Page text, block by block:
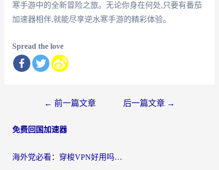
寒手游中的全新冒险之旅。无论你身在何处,只要有番茄
加速器相伴,就能尽享逆水寒手游的精彩体验。
Spread the love
导
← 前一篇文章 后一篇文章 →
免费回国加速器
海外党必看：穿梭VPN好用吗？和云帆VPN对比哪个回国效果更好？附真实测评+避坑指南